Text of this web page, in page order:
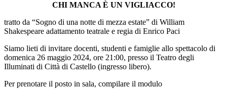
CHI MANCA È UN VIGLIACCO!
tratto da “Sogno di una notte di mezza estate” di William
Shakespeare adattamento teatrale e regia di Enrico Paci
Siamo lieti di invitare docenti, studenti e famiglie allo spettacolo di
domenica 26 maggio 2024, ore 21:00, presso il Teatro degli
Illuminati di Città di Castello (ingresso libero).
Per prenotare il posto in sala, compilare il modulo